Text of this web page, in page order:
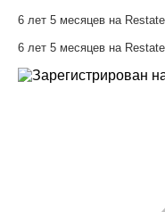
6 лет 5 месяцев на Restate
6 лет 5 месяцев на Restate